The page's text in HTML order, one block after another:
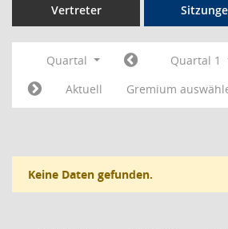
Vertreter
Quartal Quartal 1
Aktuell
Gremium
Keine Daten gefunden.